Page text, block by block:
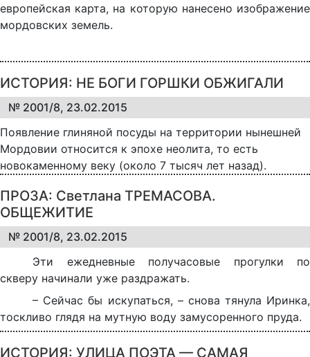
европейская карта, на которую нанесено изображение
мордовских земель.
ИСТОРИЯ: НЕ БОГИ ГОРШКИ ОБЖИГАЛИ
№ 2001/8, 23.02.2015
Появление глиняной посуды на территории нынешней
Мордовии относится к эпохе неолита, то есть
новокаменному веку (около 7 тысяч лет назад).
ПРОЗА: Светлана ТРЕМАСОВА.
ОБЩЕЖИТИЕ
№ 2001/8, 23.02.2015
Эти ежедневные получасовые прогулки по
скверу начинали уже раздражать.
– Сейчас бы искупаться, – снова тянула Иринка,
тоскливо глядя на мутную воду замусоренного пруда.
ИСТОРИЯ: УЛИЦА ПОЭТА — САМАЯ